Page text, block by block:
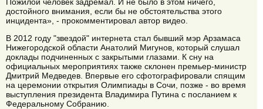
достойного внимания, если бы не обстоятельства этого
инцидента», - прокомментировал автор видео.
В 2012 году "звездой" интернета стал бывший мэр Арзамаса
Нижегородской области Анатолий Мигунов, который слушал
доклады подчиненных с закрытыми глазами. К сну на
официальных мероприятиях также склонен премьер-министр
Дмитрий Медведев. Впервые его сфотографировали спящим
на церемонии открытия Олимпиады в Сочи, позже - во время
выступления президента Владимира Путина с посланием к
Федеральному Собранию.